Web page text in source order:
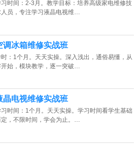
时间：2-3月。教学目标：培养高级家电维修技
人员，专注学习液晶电视维…
调冰箱维修实战班
：1个月。天天实操。深入浅出，通俗易懂，从
开始，模块教学，逐一突破…
晶电视维修实战班
时间：1个月。天天实操。学习时间看学生基础
定，不限时间，学会为止。…